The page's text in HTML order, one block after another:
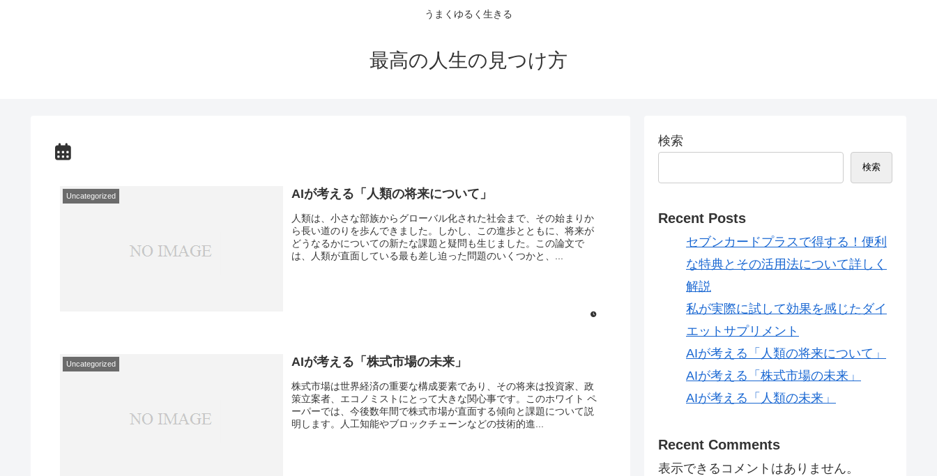
うまくゆるく生きる
最高の人生の見つけ方
Uncategorized AIが考える「人類の将来について」
人類は、小さな部族からグローバル化された社会まで、その始まりか
ら長い道のりを歩んできました。しかし、この進歩とともに、将来が
どうなるかについての新たな課題と疑問も生じました。この論文で
は、人類が直面している最も差し迫った問題のいくつかと、...
Uncategorized AIが考える「株式市場の未来」
株式市場は世界経済の重要な構成要素であり、その将来は投資家、政
策立案者、エコノミストにとって大きな関心事です。このホワイト ペ
ーパーでは、今後数年間で株式市場が直面する傾向と課題について説
明します。人工知能やブロックチェーンなどの技術的進...
検索
検索
Recent Posts
セブンカードプラスで得する！便利
な特典とその活用法について詳しく
解説
私が実際に試して効果を感じたダイ
エットサプリメント
AIが考える「人類の将来について」
AIが考える「株式市場の未来」
AIが考える「人類の未来」
Recent Comments
表示できるコメントはありません。